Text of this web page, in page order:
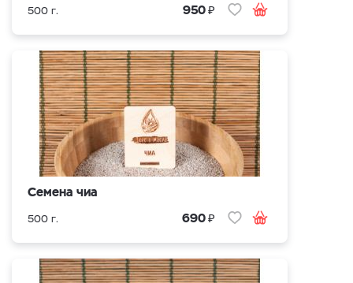
500 г. 950₽
Семена чиа
500 г. 690₽